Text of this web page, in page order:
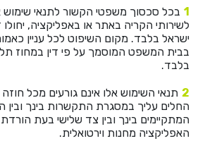
בכל סכסוך משפטי הקשור לתנאי שימוש
לשירותי הקריה באתר או באפליקציה, יחולו
ישראל בלבד. מקום השיפוט לכל עניין
בבית המשפט המוסמך על פי דין במחוז תל
בלבד.
תנאי השימוש אלו אינם גורעים מכל חוזה
החלים עליך במסגרת התקשרות בינך ובין
המתקיימים בינך ובין צד שלישי בעת הורדת
האפליקציה מחנות וירטואלית.